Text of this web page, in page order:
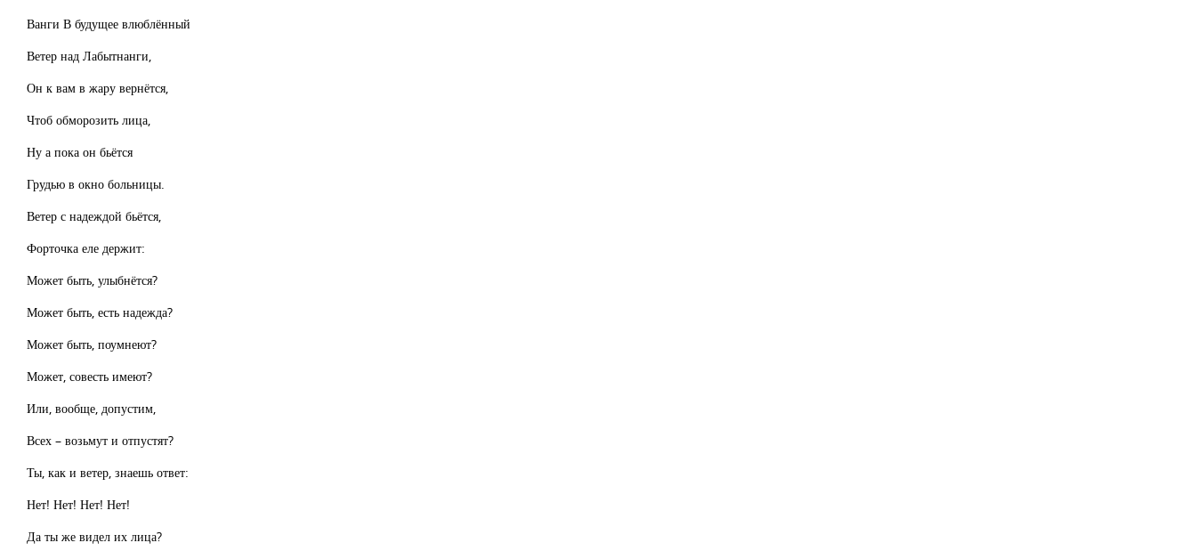
Ванги В будущее влюблённый
Ветер над Лабытнанги,
Он к вам в жару вернётся,
Чтоб обморозить лица,
Ну а пока он бьётся
Грудью в окно больницы.
Ветер с надеждой бьётся,
Форточка еле держит:
Может быть, улыбнётся?
Может быть, есть надежда?
Может быть, поумнеют?
Может, совесть имеют?
Или, вообще, допустим,
Всех – возьмут и отпустят?
Ты, как и ветер, знаешь ответ:
Нет! Нет! Нет! Нет!
Да ты же видел их лица?